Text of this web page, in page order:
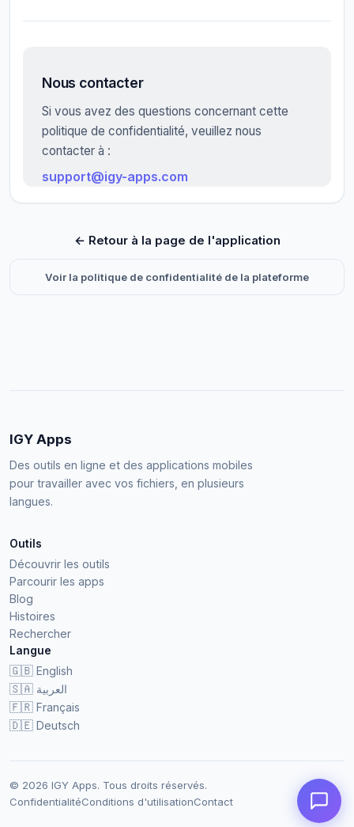
Nous contacter
Si vous avez des questions concernant cette
politique de confidentialité, veuillez nous
contacter à :
support@igy-apps.com
← Retour à la page de l'application
Voir la politique de confidentialité de la plateforme
IGY Apps
Des outils en ligne et des applications mobiles
pour travailler avec vos fichiers, en plusieurs
langues.
Outils
Découvrir les outils
Parcourir les apps
Blog
Histoires
Rechercher
Langue
🇬🇧 English
🇸🇦 العربية
🇫🇷 Français
🇩🇪 Deutsch
© 2026 IGY Apps. Tous droits réservés.
ConfidentialitéConditions d'utilisationContact